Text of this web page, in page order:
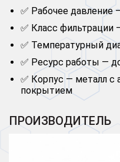
✅ Рабочее давление
✅ Класс фильтрации
✅ Температурный
✅ Ресурс работы —
✅ Корпус — металл с
покрытием
ПРОИЗВОДИТЕЛЬ